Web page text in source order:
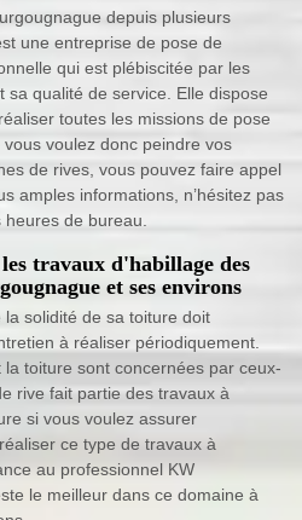
depuis plusieurs
une entreprise de pose de
qui est plébiscitée par les
sa qualité de service. Elle dispose
toutes les missions de pose
voulez donc peindre vos
de rives, vous pouvez faire appel
amples informations, n’hésitez pas
de bureau.
travaux d'habillage des
et ses environs
solidité de sa toiture doit
à réaliser périodiquement.
toiture sont concernées par ceux-
rive fait partie des travaux à
si vous voulez assurer
ce type de travaux à
au professionnel KW
le meilleur dans ce domaine à